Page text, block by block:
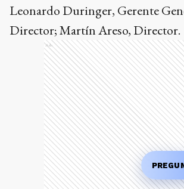
Leonardo Duringer, Gerente
Director; Martín Areso, Director.
Ads